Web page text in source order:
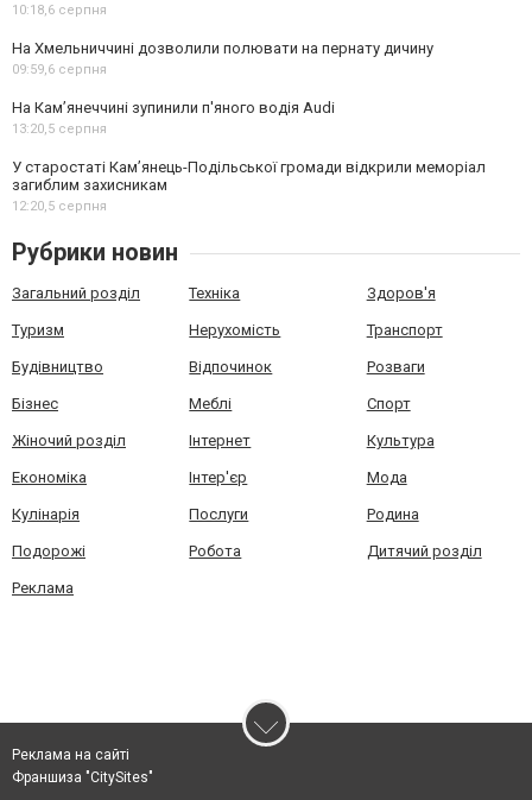
10:18,6 серпня
На Хмельниччині дозволили полювати на пернату дичину
09:59,6 серпня
На Камʼянеччині зупинили п'яного водія Audi
13:20,5 серпня
У старостаті Кам’янець-Подільської громади відкрили меморіал
загиблим захисникам
12:20,5 серпня
Рубрики новин
Загальний розділ Техніка Здоров'я
Туризм Нерухомість Транспорт
Будівництво Відпочинок Розваги
Бізнес Меблі Спорт
Жіночий розділ Інтернет Культура
Економіка Інтер'єр Мода
Кулінарія Послуги Родина
Подорожі Робота Дитячий розділ
Реклама
Реклама на сайті
Франшиза "CitySites"